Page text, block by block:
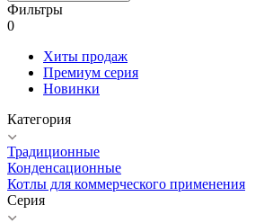
Фильтры
0
Хиты продаж
Премиум серия
Новинки
Категория
Традиционные
Конденсационные
Котлы для коммерческого применения
Серия